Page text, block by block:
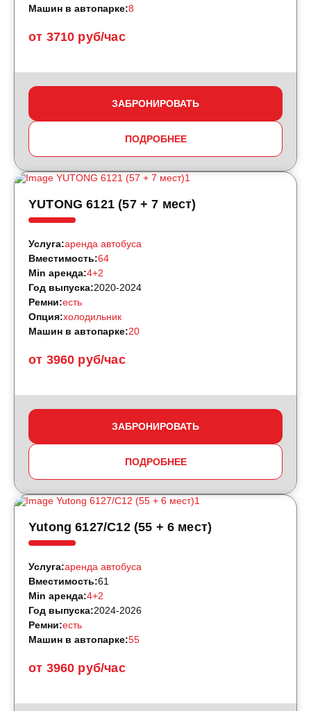
от 3710 руб/час
Машин в автопарке:8
ЗАБРОНИРОВАТЬ
ПОДРОБНЕЕ
YUTONG 6121 (57 + 7 мест)
от 3960 руб/час
Услуга:аренда автобуса
Вместимость:64
Min аренда:4+2
Год выпуска:2020-2024
Ремни:есть
Опция:холодильник
Машин в автопарке:20
ЗАБРОНИРОВАТЬ
ПОДРОБНЕЕ
Yutong 6127/С12 (55 + 6 мест)
от 3960 руб/час
Услуга:аренда автобуса
Вместимость:61
Min аренда:4+2
Год выпуска:2024-2026
Ремни:есть
Машин в автопарке:55